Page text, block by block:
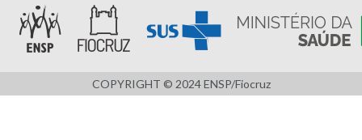
COPYRIGHT © 2024 ENSP/Fiocruz